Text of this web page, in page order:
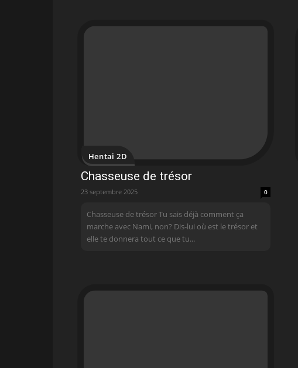
Hentai 2D
Chasseuse de trésor
23 septembre 2025 0
Chasseuse de trésor Tu sais déjà comment ça
marche avec Nami, non? Dis-lui où est le trésor et
elle te donnera tout ce que tu...